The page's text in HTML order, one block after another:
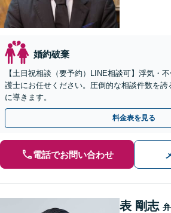
婚約破棄
【土日祝相談（要予約）LINE相談可】浮気・
護士にお任せください。圧倒的な相談件数を
に導きます。
料金表を見る
電話でお問い合わせ
表 剛志